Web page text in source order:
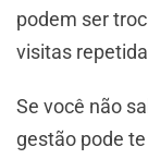
podem ser
visitas
Se você não
gestão pode